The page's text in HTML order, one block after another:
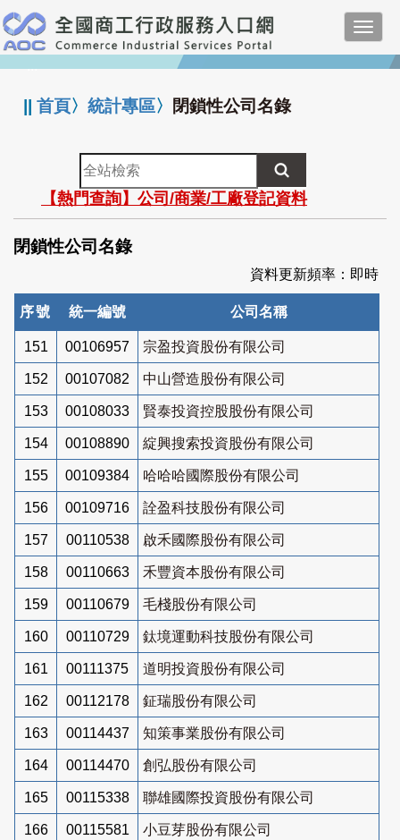
跳
到
主
要
:::
||首頁〉統計專區〉 閉鎖性公司名錄
全
站
檢
索
【熱門查詢】公司/商業/工廠登記資料
閉鎖性公司名錄
資料更新頻率：即時
序號 統一編號 公司名稱
151 00106957 宗盈投資股份有限公司
152 00107082 中山營造股份有限公司
153 00108033 賢泰投資控股股份有限公司
154 00108890 綻興搜索投資股份有限公司
155 00109384 哈哈哈國際股份有限公司
156 00109716 詮盈科技股份有限公司
157 00110538 啟禾國際股份有限公司
158 00110663 禾豐資本股份有限公司
159 00110679 毛棧股份有限公司
160 00110729 鈦境運動科技股份有限公司
161 00111375 道明投資股份有限公司
162 00112178 鉦瑞股份有限公司
163 00114437 知策事業股份有限公司
164 00114470 創弘股份有限公司
165 00115338 聯雄國際投資股份有限公司
166 00115581 小豆芽股份有限公司